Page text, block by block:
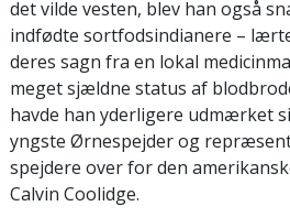
det vilde vesten, blev han også
indfødte sortfodsindianere –
deres sagn fra en lokal
meget sjældne status af
havde han yderligere udmærket
yngste Ørnespejder og
spejdere over for den
Calvin Coolidge.